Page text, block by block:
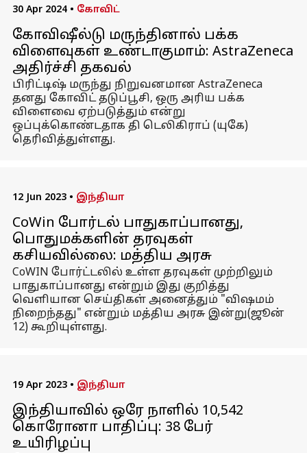
30 Apr 2024 • கோவிட்
கோவிஷீல்டு மருந்தினால் பக்க
விளைவுகள் உண்டாகுமாம்: AstraZeneca
அதிர்ச்சி தகவல்
பிரிட்டிஷ் மருந்து நிறுவனமான AstraZeneca
தனது கோவிட் தடுப்பூசி, ஒரு அரிய பக்க
விளைவை ஏற்படுத்தும் என்று
ஒப்புக்கொண்டதாக தி டெலிகிராப் (யுகே)
தெரிவித்துள்ளது.
12 Jun 2023 • இந்தியா
CoWin போர்டல் பாதுகாப்பானது,
பொதுமக்களின் தரவுகள்
கசியவில்லை: மத்திய அரசு
CoWIN போர்ட்டலில் உள்ள தரவுகள் முற்றிலும்
பாதுகாப்பானது என்றும் இது குறித்து
வெளியான செய்திகள் அனைத்தும் "விஷமம்
நிறைந்தது" என்றும் மத்திய அரசு இன்று(ஜூன்
12) கூறியுள்ளது.
19 Apr 2023 • இந்தியா
இந்தியாவில் ஒரே நாளில் 10,542
கொரோனா பாதிப்பு: 38 பேர்
உயிரிழப்பு